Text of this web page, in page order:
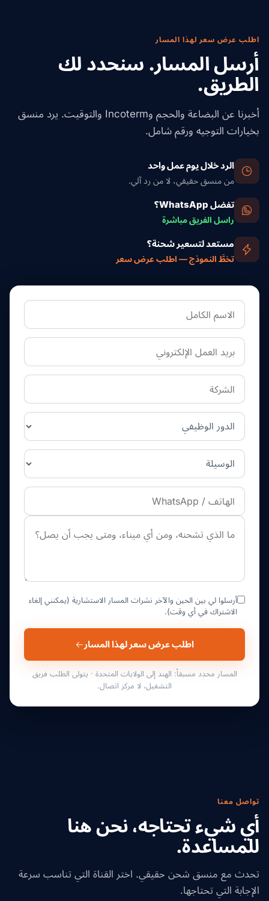
اطلب عرض سعر لهذا المسار
أرسل المسار. سنحدد لك
الطريق.
أخبرنا عن البضاعة والحجم وIncoterm والتوقيت. يرد منسق
بخيارات التوجيه ورقم شامل.
الرد خلال يوم عمل واحد
من منسق حقيقي، لا من رد آلي.
تفضل WhatsApp؟
راسل الفريق مباشرة
مستعد لتسعير شحنة؟
تخطَّ النموذج — اطلب عرض سعر
أرسلوا لي بين الحين والآخر نشرات المسار الاستشارية (يمكنني إلغاء
الاشتراك في أي وقت).
اطلب عرض سعر لهذا المسار
المسار محدد مسبقاً: الهند إلى الولايات المتحدة · يتولى الطلب فريق
التشغيل، لا مركز اتصال.
تواصل معنا
أي شيء تحتاجه، نحن هنا
للمساعدة.
تحدث مع منسق شحن حقيقي. اختر القناة التي تناسب سرعة
الإجابة التي تحتاجها.